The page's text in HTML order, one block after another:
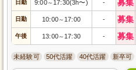
日勤 9:00～ 17:30(3h〜) - 募集
日勤 10:00～ 17:00 - 募集
午後 13:00～ 17:30 - 募集
未経験可 50代活躍 40代活躍 新卒可